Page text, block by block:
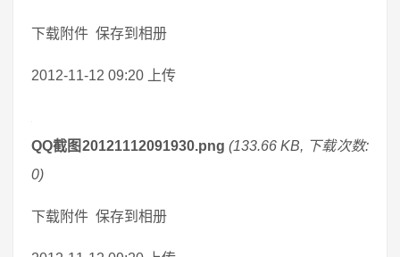
下载附件 保存到相册
2012-11-12 09:20 上传
QQ截图20121112091930.png (133.66 KB, 下载次数:
0)
下载附件 保存到相册